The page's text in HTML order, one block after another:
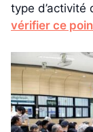
type d’activité
vérifier ce